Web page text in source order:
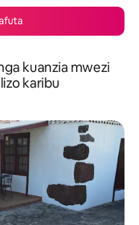
kuanzia mwezi
karibu